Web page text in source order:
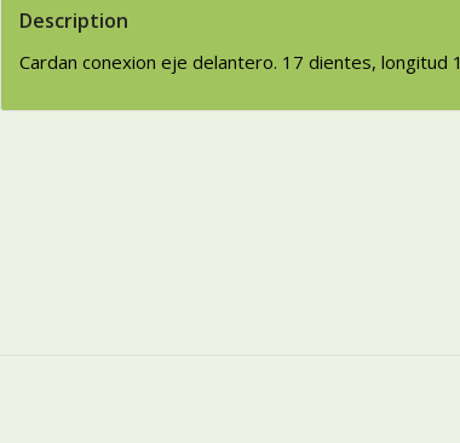
Description
Cardan conexion eje delantero. 17 dientes, longitud